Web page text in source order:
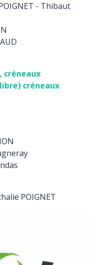
- Thibaut
créneaux
créneaux
POIGNET